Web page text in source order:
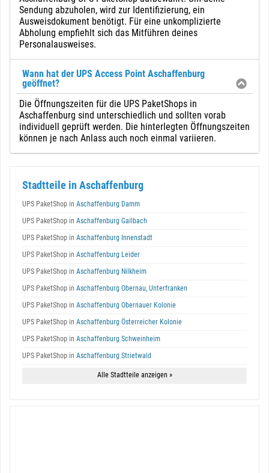
Sendung abzuholen, wird zur Identifizierung, ein
Ausweisdokument benötigt. Für eine unkomplizierte
Abholung empfiehlt sich das Mitführen deines
Personalausweises.
Wann hat der UPS Access Point Aschaffenburg
geöffnet?
Die Öffnungszeiten für die UPS PaketShops in
Aschaffenburg sind unterschiedlich und sollten vorab
individuell geprüft werden. Die hinterlegten Öffnungszeiten
können je nach Anlass auch noch einmal variieren.
Stadtteile in Aschaffenburg
UPS PaketShop in Aschaffenburg Damm
UPS PaketShop in Aschaffenburg Gailbach
UPS PaketShop in Aschaffenburg Innenstadt
UPS PaketShop in Aschaffenburg Leider
UPS PaketShop in Aschaffenburg Nilkheim
UPS PaketShop in Aschaffenburg Obernau, Unterfranken
UPS PaketShop in Aschaffenburg Obernauer Kolonie
UPS PaketShop in Aschaffenburg Österreicher Kolonie
UPS PaketShop in Aschaffenburg Schweinheim
UPS PaketShop in Aschaffenburg Strietwald
Alle Stadtteile anzeigen »